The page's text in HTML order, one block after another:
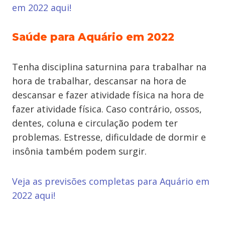
em 2022 aqui!
Saúde para Aquário em 2022
Tenha disciplina saturnina para trabalhar na
hora de trabalhar, descansar na hora de
descansar e fazer atividade física na hora de
fazer atividade física. Caso contrário, ossos,
dentes, coluna e circulação podem ter
problemas. Estresse, dificuldade de dormir e
insônia também podem surgir.
Veja as previsões completas para Aquário em
2022 aqui!